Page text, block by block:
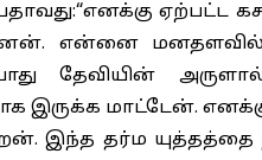
ஏற்பட்ட
என்னை மனதளவில்
தேவியின்
இருக்க மாட்டேன்.
இந்த தர்ம யுத்தத்தை